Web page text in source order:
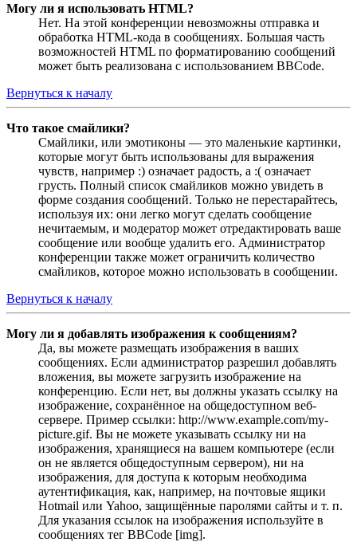
Могу ли я использовать HTML?
Нет. На этой конференции невозможны отправка и
обработка HTML-кода в сообщениях. Большая часть
возможностей HTML по форматированию сообщений
может быть реализована с использованием BBCode.
Вернуться к началу
Что такое смайлики?
Смайлики, или эмотиконы — это маленькие картинки,
которые могут быть использованы для выражения
чувств, например :) означает радость, а :( означает
грусть. Полный список смайликов можно увидеть в
форме создания сообщений. Только не перестарайтесь,
используя их: они легко могут сделать сообщение
нечитаемым, и модератор может отредактировать ваше
сообщение или вообще удалить его. Администратор
конференции также может ограничить количество
смайликов, которое можно использовать в сообщении.
Вернуться к началу
Могу ли я добавлять изображения к сообщениям?
Да, вы можете размещать изображения в ваших
сообщениях. Если администратор разрешил добавлять
вложения, вы можете загрузить изображение на
конференцию. Если нет, вы должны указать ссылку на
изображение, сохранённое на общедоступном веб-
сервере. Пример ссылки: http://www.example.com/my-
picture.gif. Вы не можете указывать ссылку ни на
изображения, хранящиеся на вашем компьютере (если
он не является общедоступным сервером), ни на
изображения, для доступа к которым необходима
аутентификация, как, например, на почтовые ящики
Hotmail или Yahoo, защищённые паролями сайты и т. п.
Для указания ссылок на изображения используйте в
сообщениях тег BBCode [img].